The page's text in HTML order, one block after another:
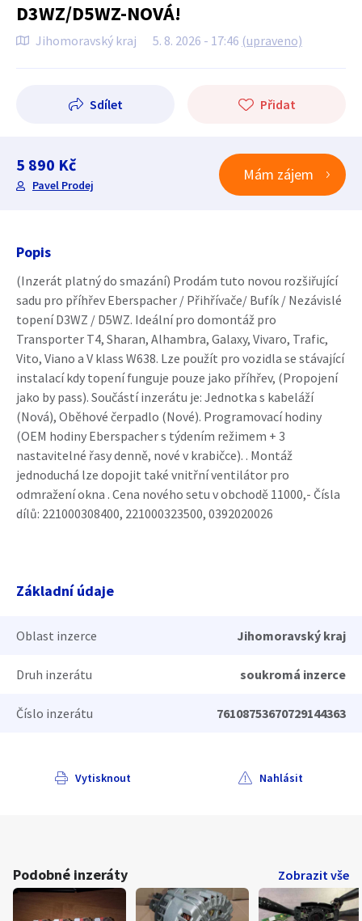
D3WZ/D5WZ-NOVÁ!
Jihomoravský kraj 5. 8. 2026 - 17:46 (upraveno)
Sdílet Přidat
5 890 Kč
Pavel Prodej
Mám zájem
Popis
(Inzerát platný do smazání) Prodám tuto novou rozšiřující
sadu pro příhřev Eberspacher / Přihřívače/ Bufík / Nezávislé
topení D3WZ / D5WZ. Ideální pro domontáž pro
Transporter T4, Sharan, Alhambra, Galaxy, Vivaro, Trafic,
Vito, Viano a V klass W638. Lze použít pro vozidla se stávající
instalací kdy topení funguje pouze jako příhřev, (Propojení
jako by pass). Součástí inzerátu je: Jednotka s kabeláží
(Nová), Oběhové čerpadlo (Nové). Programovací hodiny
(OEM hodiny Eberspacher s týdením režimem + 3
nastavitelné řasy denně, nové v krabičce). . Montáž
jednoduchá lze dopojit také vnitřní ventilátor pro
odmražení okna . Cena nového setu v obchodě 11000,- Čísla
dílů: 221000308400, 221000323500, 0392020026
Základní údaje
Oblast inzerce Jihomoravský kraj
Druh inzerátu soukromá inzerce
Číslo inzerátu 76108753670729144363
Vytisknout Nahlásit
Podobné inzeráty Zobrazit vše